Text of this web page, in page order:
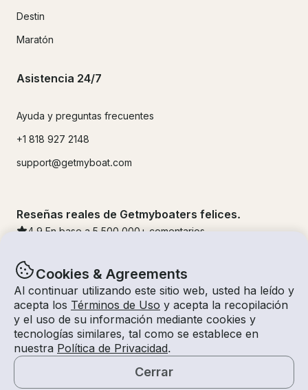
Cookies & Agreements
Al continuar utilizando este sitio web, usted ha leído y
acepta los Términos de Uso y acepta la recopilación
y el uso de su información mediante cookies y
tecnologías similares, tal como se establece en
nuestra Política de Privacidad.
Cerrar
Destin
Maratón
Asistencia 24/7
Ayuda y preguntas frecuentes
+1 818 927 2148
support@getmyboat.com
Reseñas reales de Getmyboaters felices.
4.9 En base a 5 500,000 + comentarios